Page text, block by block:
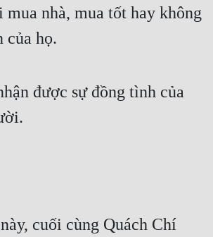
mua nhà, mua tốt hay không
của họ.
được sự đồng tình của
cuối cùng Quách Chí